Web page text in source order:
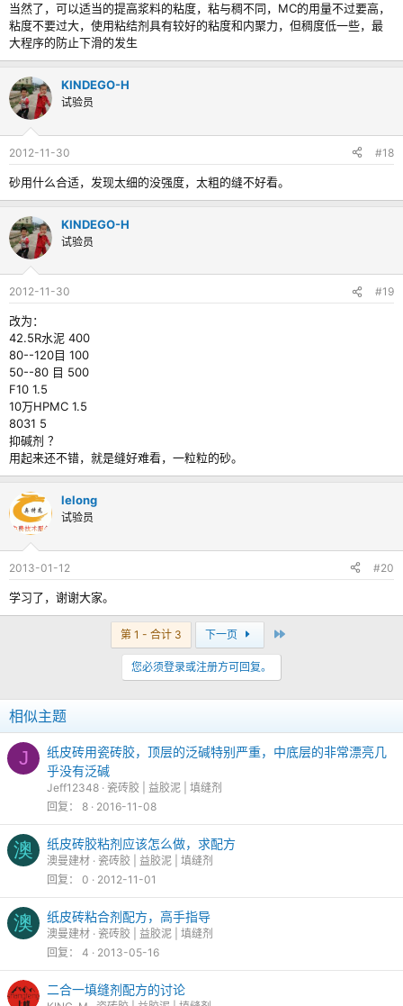
当然了，可以适当的提高浆料的粘度，粘与稠不同，MC的用量不过要高，
粘度不要过大，使用粘结剂具有较好的粘度和内聚力，但稠度低一些，最
大程序的防止下滑的发生
KINDEGO-H
试验员
2012-11-30 #18
砂用什么合适，发现太细的没强度，太粗的缝不好看。
KINDEGO-H
试验员
2012-11-30 #19
改为：
42.5R水泥 400
80--120目 100
50--80 目 500
F10 1.5
10万HPMC 1.5
8031 5
抑碱剂 ？
用起来还不错，就是缝好难看，一粒粒的砂。
lelong
试验员
2013-01-12 #20
学习了，谢谢大家。
第 1 - 合计 3 下一页
您必须登录或注册方可回复。
相似主题
J
纸皮砖用瓷砖胶，顶层的泛碱特别严重，中底层的非常漂亮几
乎没有泛碱
Jeff12348
瓷砖胶 | 益胶泥 | 填缝剂
回复
8 2016-11-08
澳 纸皮砖胶粘剂应该怎么做，求配方
澳曼建材
瓷砖胶 | 益胶泥 | 填缝剂
回复
0 2012-11-01
澳 纸皮砖粘合剂配方，高手指导
澳曼建材
瓷砖胶 | 益胶泥 | 填缝剂
回复
4 2013-05-16
二合一填缝剂配方的讨论